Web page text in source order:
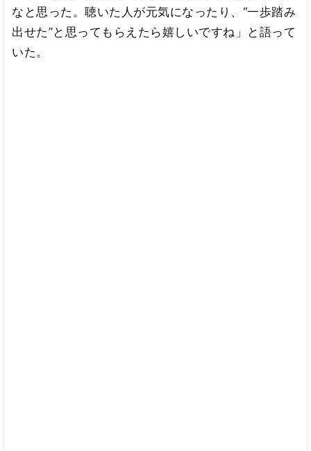
なと思った。聴いた人が元気になったり、“一歩踏み
出せた”と思ってもらえたら嬉しいですね」と語って
いた。